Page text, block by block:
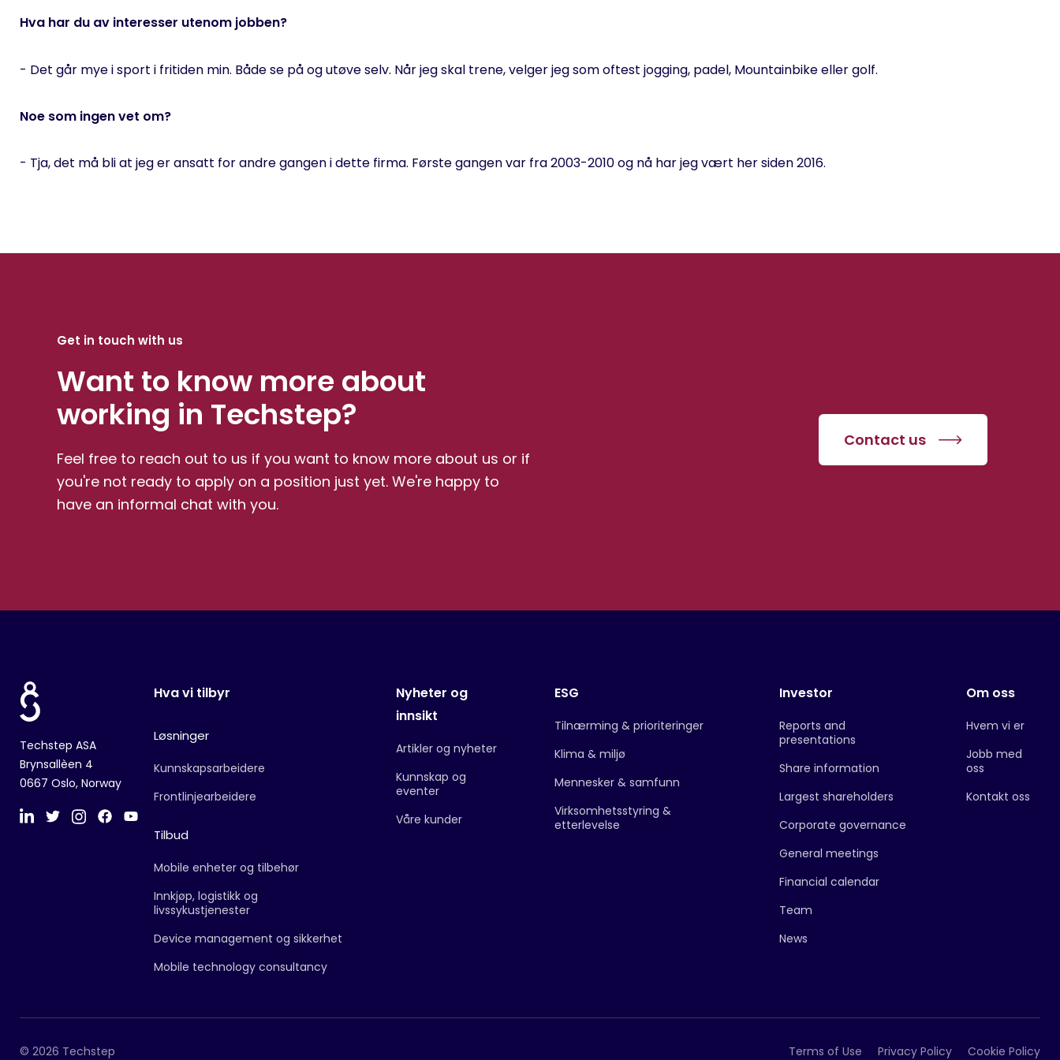
Hva har du av interesser utenom jobben?
- Det går mye i sport i fritiden min. Både se på og utøve selv. Når jeg skal trene, velger jeg som oftest jogging, padel, Mountainbike eller golf.
Noe som ingen vet om?
- Tja, det må bli at jeg er ansatt for andre gangen i dette firma. Første gangen var fra 2003-2010 og nå har jeg vært her siden 2016.
Get in touch with us
Want to know more about
working in Techstep?
Feel free to reach out to us if you want to know more about us or if
you're not ready to apply on a position just yet. We're happy to
have an informal chat with you.
Contact us
Techstep ASA
Brynsallèen 4
0667 Oslo, Norway
Hva vi tilbyr
Løsninger
Kunnskapsarbeidere
Frontlinjearbeidere
Tilbud
Mobile enheter og tilbehør
Innkjøp, logistikk og
livssykustjenester
Device management og sikkerhet
Mobile technology consultancy
Nyheter og
innsikt
Artikler og nyheter
Kunnskap og
eventer
Våre kunder
ESG
Tilnærming & prioriteringer
Klima & miljø
Mennesker & samfunn
Virksomhetsstyring &
etterlevelse
Investor
Reports and
presentations
Share information
Largest shareholders
Corporate governance
General meetings
Financial calendar
Team
News
Om oss
Hvem vi er
Jobb med
oss
Kontakt oss
© 2026 Techstep Terms of Use Privacy Policy Cookie Policy